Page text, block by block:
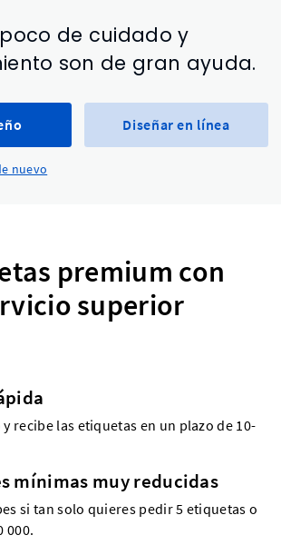
de cuidado y
son de gran ayuda.
Diseñar en línea
nuevo
premium con
superior
recibe las etiquetas en un plazo de 10-
mínimas muy reducidas
si tan solo quieres pedir 5 etiquetas o
000.